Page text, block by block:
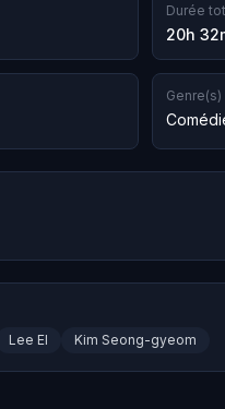
Durée
20h
Genre(s)
Lee El Kim Seong-gyeom